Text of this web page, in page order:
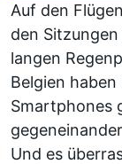
Auf den
den
langen
Belgien
Smartphones
Und es